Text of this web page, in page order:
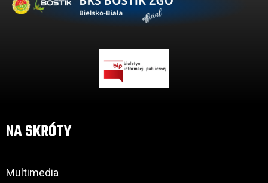
NA SKRÓTY
Multimedia